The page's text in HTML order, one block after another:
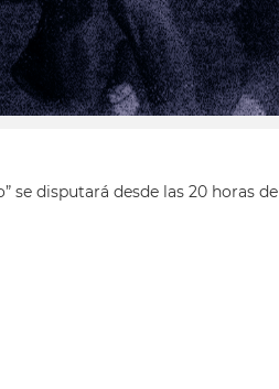
se disputará desde las 20 horas de